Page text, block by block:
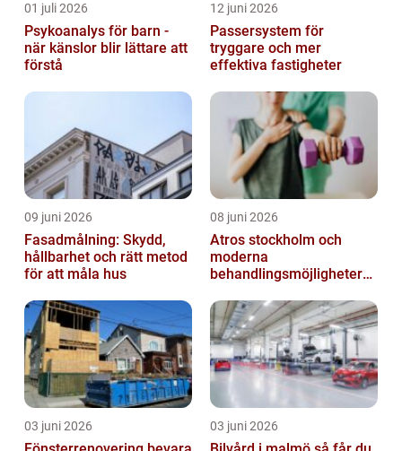
01 juli 2026
Psykoanalys för barn -
när känslor blir lättare att
förstå
12 juni 2026
Passersystem för
tryggare och mer
effektiva fastigheter
09 juni 2026
Fasadmålning: Skydd,
hållbarhet och rätt metod
för att måla hus
08 juni 2026
Atros stockholm och
moderna
behandlingsmöjligheter
03 juni 2026 03 juni 2026